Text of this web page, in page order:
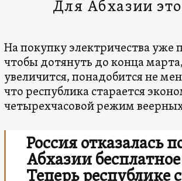
Для Абхазии
На покупку электричества уже
чтобы дотянуть до конца
увеличится, понадобится не
что республика старается
четырехчасовой режим
Россия отказалась
Абхазии